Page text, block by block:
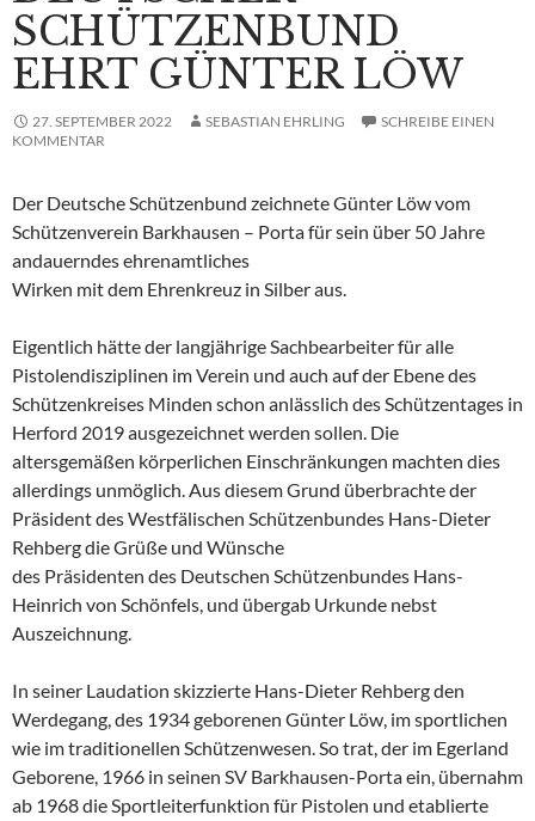
SCHÜTZENBUND
EHRT GÜNTER LÖW
27. SEPTEMBER 2022 SEBASTIAN EHRLING
SCHREIBE EINEN
KOMMENTAR
Der Deutsche Schützenbund zeichnete Günter Löw vom
Schützenverein Barkhausen – Porta für sein über 50 Jahre
andauerndes ehrenamtliches
Wirken mit dem Ehrenkreuz in Silber aus.
Eigentlich hätte der langjährige Sachbearbeiter für alle
Pistolendisziplinen im Verein und auch auf der Ebene des
Schützenkreises Minden schon anlässlich des Schützentages in
Herford 2019 ausgezeichnet werden sollen. Die
altersgemäßen körperlichen Einschränkungen machten dies
allerdings unmöglich. Aus diesem Grund überbrachte der
Präsident des Westfälischen Schützenbundes Hans-Dieter
Rehberg die Grüße und Wünsche
des Präsidenten des Deutschen Schützenbundes Hans-
Heinrich von Schönfels, und übergab Urkunde nebst
Auszeichnung.
In seiner Laudation skizzierte Hans-Dieter Rehberg den
Werdegang, des 1934 geborenen Günter Löw, im sportlichen
wie im traditionellen Schützenwesen. So trat, der im Egerland
Geborene, 1966 in seinen SV Barkhausen-Porta ein, übernahm
ab 1968 die Sportleiterfunktion für Pistolen und etablierte